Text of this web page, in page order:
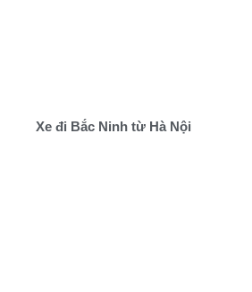
Xe đi Bắc Ninh từ Hà Nội